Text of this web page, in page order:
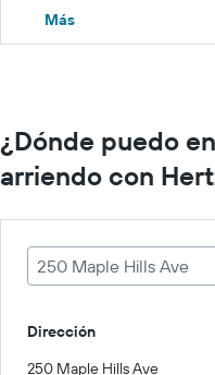
Más
¿Dónde puedo
arriendo con
250 Maple Hills Ave
Dirección
250 Maple Hills Ave